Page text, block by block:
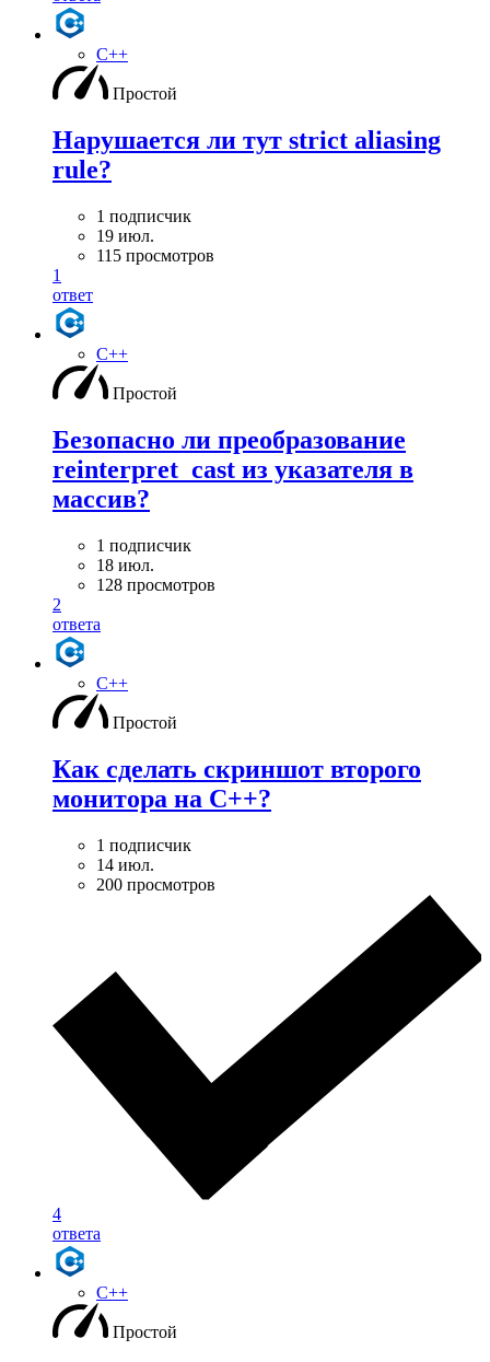
C++
Простой
Нарушается ли тут strict aliasing
rule?
1 подписчик
19 июл.
115 просмотров
1
ответ
C++
Простой
Безопасно ли преобразование
reinterpret_cast из указателя в
массив?
1 подписчик
18 июл.
128 просмотров
2
ответа
C++
Простой
Как сделать скриншот второго
монитора на С++?
1 подписчик
14 июл.
200 просмотров
4
ответа
C++
Простой